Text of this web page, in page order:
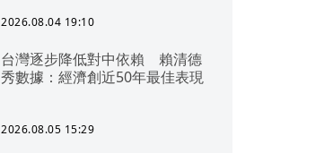
2026.08.04 19:10
台灣逐步降低對中依賴 賴清德
秀數據：經濟創近50年最佳表現
2026.08.05 15:29